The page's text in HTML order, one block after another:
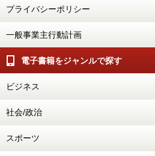
プライバシーポリシー
一般事業主行動計画
電子書籍をジャンルで探す
ビジネス
社会/政治
スポーツ